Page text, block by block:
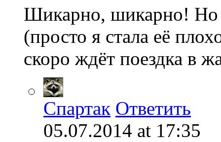
Шикарно, шикарно! Но
(просто я стала её
скоро ждёт поездка в
Спартак Ответить
05.07.2014 at 17:35